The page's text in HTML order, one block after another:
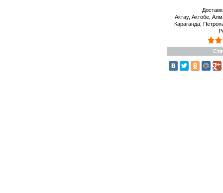
Актау, Актобе,
Караганда,